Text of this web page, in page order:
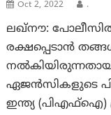
Oct 2, 2022 .
ലഖ്‌നൗ: പോലീസിൽ
രക്ഷപ്പെടാന്‍
ഏജൻസികളുടെ
ഇന്ത്യ (പിഎഫ്‌ഐ)